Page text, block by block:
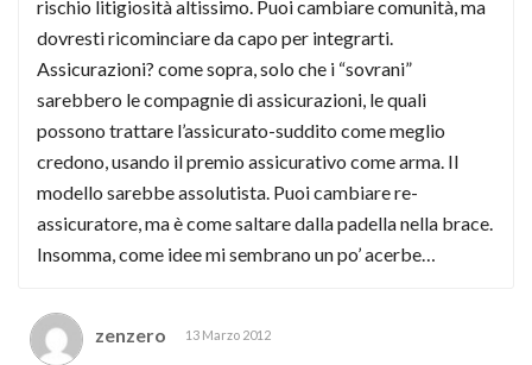
rischio litigiosità altissimo. Puoi cambiare comunità, ma
dovresti ricominciare da capo per integrarti.
Assicurazioni? come sopra, solo che i “sovrani”
sarebbero le compagnie di assicurazioni, le quali
possono trattare l’assicurato-suddito come meglio
credono, usando il premio assicurativo come arma. Il
modello sarebbe assolutista. Puoi cambiare re-
assicuratore, ma è come saltare dalla padella nella brace.
Insomma, come idee mi sembrano un po’ acerbe…
zenzero 13 Marzo 2012